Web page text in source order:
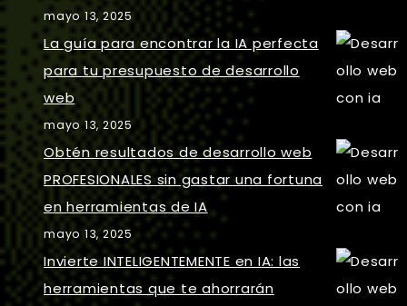
mayo 13, 2025
La guía para encontrar la IA perfecta
para tu presupuesto de desarrollo
web
mayo 13, 2025
Obtén resultados de desarrollo web
PROFESIONALES sin gastar una fortuna
en herramientas de IA
mayo 13, 2025
Invierte INTELIGENTEMENTE en IA: las
herramientas que te ahorrarán